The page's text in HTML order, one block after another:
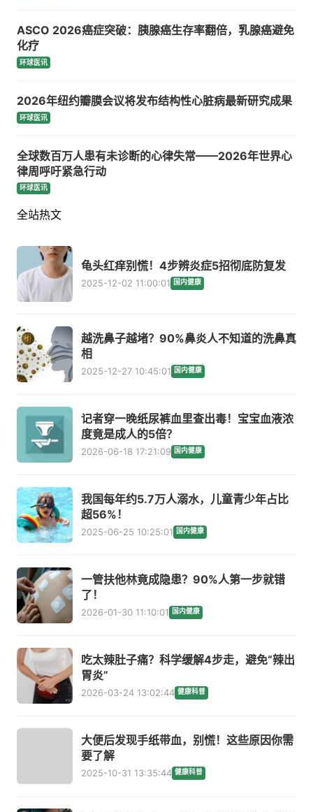
ASCO 2026癌症突破：胰腺癌生存率翻倍，乳腺癌避免
化疗
环球医讯
2026年纽约瓣膜会议将发布结构性心脏病最新研究成果
环球医讯
全球数百万人患有未诊断的心律失常——2026年世界心
律周呼吁紧急行动
环球医讯
全站热文
龟头红痒别慌！4步辨炎症5招彻底防复发
2025-12-02 11:00:01 国内健康
越洗鼻子越堵？90%鼻炎人不知道的洗鼻真
相
2025-12-27 10:45:01 国内健康
记者穿一晚纸尿裤血里查出毒！宝宝血液浓
度竟是成人的5倍？
2026-06-18 17:21:09 国内健康
我国每年约5.7万人溺水，儿童青少年占比
超56%！
2025-06-25 10:25:01 国内健康
一管扶他林竟成隐患？90%人第一步就错
了！
2026-01-30 11:10:01 国内健康
吃太辣肚子痛？科学缓解4步走，避免“辣出
胃炎”
2026-03-24 13:02:44 健康科普
大便后发现手纸带血，别慌！这些原因你需
要了解
2025-10-31 13:35:44 健康科普